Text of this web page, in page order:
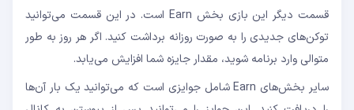
قسمت دیگر این بازی بخش Earn است. در این قسمت می‌توانید
توکن‌های جدیدی را به صورت روزانه برداشت کنید. اگر هر روز به طور
متوالی وارد برنامه شوید، مقدار جایزه شما افزایش می‌یابد.
سایر بخش‌های Earn شامل جوایزی است که می‌توانید یک بار آن‌ها